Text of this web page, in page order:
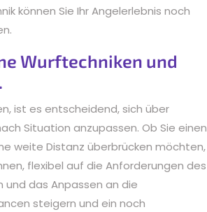
können Sie Ihr Angelerlebnis noch
Wurftechniken und
ist es entscheidend, sich über
Situation anzupassen. Ob Sie einen
weite Distanz überbrücken möchten,
flexibel auf die Anforderungen des
und das Anpassen an die
steigern und ein noch